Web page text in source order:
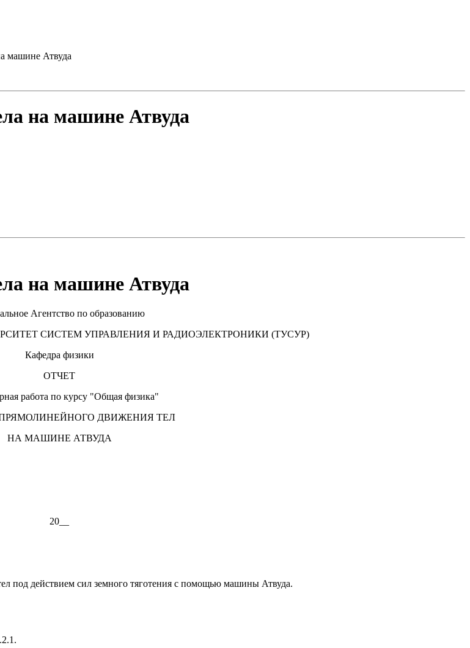
машине Атвуда
на машине Атвуда
на машине Атвуда
Агентство по образованию
СИСТЕМ УПРАВЛЕНИЯ И РАДИОЭЛЕКТРОНИКИ (ТУСУР)
Кафедра физики
ОТЧЕТ
работа по курсу "Общая физика"
ДВИЖЕНИЯ ТЕЛ
НА МАШИНЕ АТВУДА
20__
под действием сил земного тяготения с помощью машины Атвуда.